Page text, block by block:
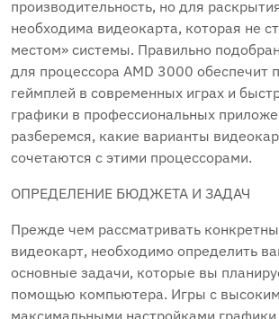
производительность, но для
необходима видеокарта, которая не
местом» системы. Правильно
для процессора AMD 3000 обеспечит
геймплей в современных играх и
графики в профессиональных
разберемся, какие варианты
сочетаются с этими процессорами.
ОПРЕДЕЛЕНИЕ БЮДЖЕТА И ЗАДАЧ
Прежде чем рассматривать
видеокарт, необходимо определить
основные задачи, которые вы
помощью компьютера. Игры с
максимальными настройками